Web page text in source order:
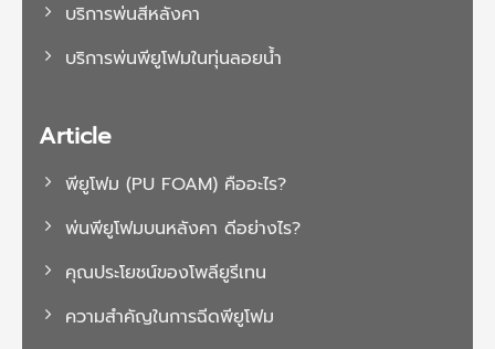
บริการพ่นสีหลังคา
บริการพ่นพียูโฟมในทุ่นลอยน้ำ
Article
พียูโฟม (PU FOAM) คืออะไร?
พ่นพียูโฟมบนหลังคา ดีอย่างไร?
คุณประโยชน์ของโพลียูรีเทน
ความสำคัญในการฉีดพียูโฟม